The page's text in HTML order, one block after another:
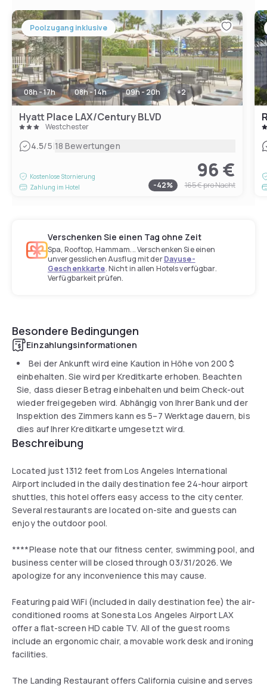
Poolzugang inklusive
08h - 17h 08h - 14h 09h - 20h +2
Hyatt Place LAX/Century BLVD
Westchester
4.5/5|18 Bewertungen
Kostenlose Stornierung
Zahlung im Hotel
96 €
-42% 165 €pro Nacht
Verschenken Sie einen Tag ohne Zeit
Spa, Rooftop, Hammam... Verschenken Sie einen
unvergesslichen Ausflug mit derDayuse-
Geschenkkarte. Nicht in allen Hotels verfügbar.
Verfügbarkeit prüfen.
Besondere Bedingungen
Einzahlungsinformationen
Bei der Ankunft wird eine Kaution in Höhe von200 $
einbehalten. Sie wird per Kreditkarte erhoben. Beachten
Sie, dass dieser Betrag einbehalten und beim Check-out
wieder freigegeben wird. Abhängig von Ihrer Bank und der
Inspektion des Zimmers kann es 5–7 Werktage dauern, bis
dies auf Ihrer Kreditkarte umgesetzt wird.
Beschreibung
Located just 1312 feet from Los Angeles International
Airport included in the daily destination fee 24-hour airport
shuttles, this hotel offers easy access to the city center.
Several restaurants are located on-site and guests can
enjoy the outdoor pool.
****Please note that our fitness center, swimming pool, and
business center will be closed through 03/31/2026. We
apologize for any inconvenience this may cause.
Featuring paid WiFi (included in daily destination fee) the air-
conditioned rooms at Sonesta Los Angeles Airport LAX
offer a flat-screen HD cable TV. All of the guest rooms
include an ergonomic chair, a movable work desk and ironing
facilities.
The Landing Restaurant offers California cuisine and serves